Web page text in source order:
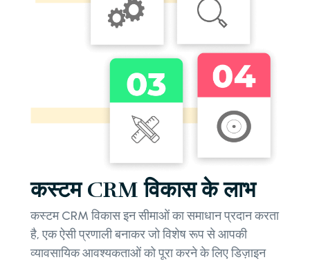
कस्टम CRM विकास के लाभ
कस्टम CRM विकास इन सीमाओं का समाधान प्रदान करता
है, एक ऐसी प्रणाली बनाकर जो विशेष रूप से आपकी
व्यावसायिक आवश्यकताओं को पूरा करने के लिए डिज़ाइन